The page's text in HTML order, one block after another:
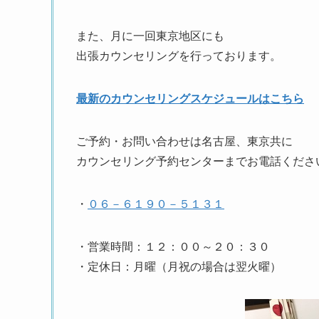
また、月に一回東京地区にも
出張カウンセリングを行っております。
最新のカウンセリングスケジュールはこちら
ご予約・お問い合わせは名古屋、東京共に
カウンセリング予約センターまでお電話くだ
・ ０６－６１９０－５１３１
・営業時間：１２：００～２０：３０
・定休日：月曜（月祝の場合は翌火曜）